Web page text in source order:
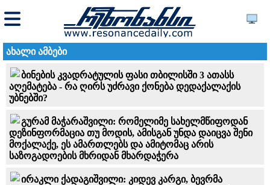
ახალი ამბები
ბინების კვადრატულის ფასი თბილისში 3 ათასს
აღემატება - რა ღირს უძრავი ქონება დედაქალაქის
უბნებში?
გურამ მაჭარაშვილი: რომელიმე სახელმწიფოდან
დეზინფორმაცია თუ მოდის, ამისგან უნდა დაიცვა შენი
მოქალაქე, ეს ამართლებს და ამიტომაც არის
საზოგადოების მხრიდან მხარდაჭერა
ირაკლი ქადაგიშვილი: კიდევ კარგი, ბევრმა